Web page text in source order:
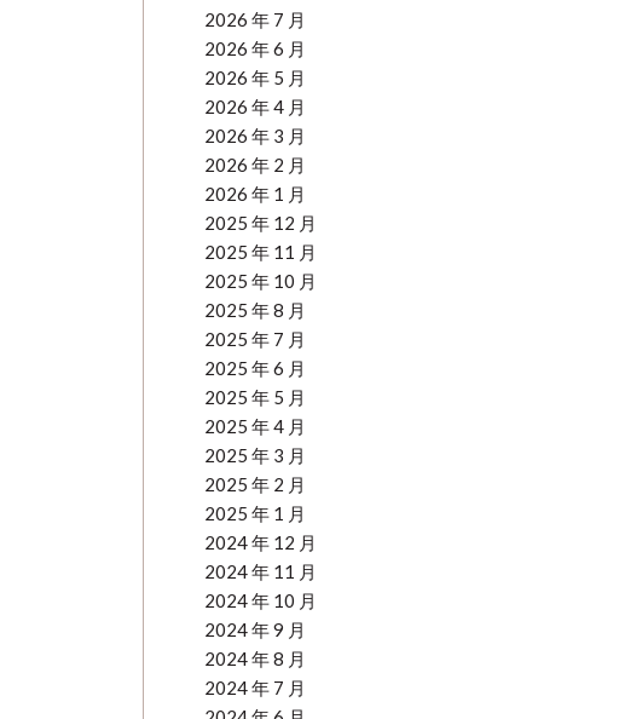
2026 年 7 月
2026 年 6 月
2026 年 5 月
2026 年 4 月
2026 年 3 月
2026 年 2 月
2026 年 1 月
2025 年 12 月
2025 年 11 月
2025 年 10 月
2025 年 8 月
2025 年 7 月
2025 年 6 月
2025 年 5 月
2025 年 4 月
2025 年 3 月
2025 年 2 月
2025 年 1 月
2024 年 12 月
2024 年 11 月
2024 年 10 月
2024 年 9 月
2024 年 8 月
2024 年 7 月